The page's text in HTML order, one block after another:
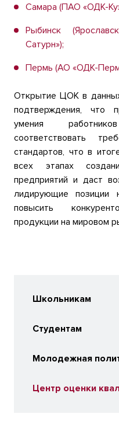
Самара (ПАО «ОДК-
Рыбинск
Сатурн»);
Пермь (АО «ОДК-
Открытие ЦОК в
подтверждения, что
умения
соответствовать
стандартов, что в
всех этапах
предприятий и даст
лидирующие позиции
повысить
продукции на мировом
Школьникам
Студентам
Молодежная
Центр оценки